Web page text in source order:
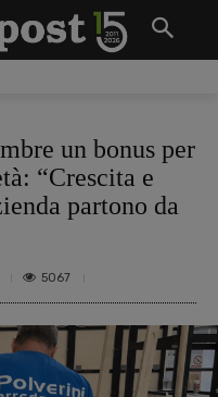
un bonus per
“Crescita e
partono da
5067